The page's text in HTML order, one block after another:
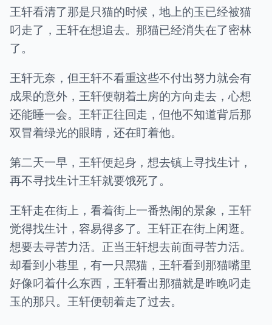
王轩看清了那是只猫的时候，地上的玉已经被猫
叼走了，王轩在想追去。那猫已经消失在了密林
了。
王轩无奈，但王轩不看重这些不付出努力就会有
成果的意外，王轩便朝着土房的方向走去，心想
还能睡一会。王轩正往回走，但他不知道背后那
双冒着绿光的眼睛，还在盯着他。
第二天一早，王轩便起身，想去镇上寻找生计，
再不寻找生计王轩就要饿死了。
王轩走在街上，看着街上一番热闹的景象，王轩
觉得找生计，容易得多了。王轩正在街上闲逛。
想要去寻苦力活。正当王轩想去前面寻苦力活。
却看到小巷里，有一只黑猫，王轩看到那猫嘴里
好像叼着什么东西，王轩看出那猫就是昨晚叼走
玉的那只。王轩便朝着走了过去。